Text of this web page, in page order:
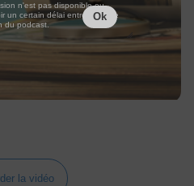
la vidéo
n'est pas disponible ou
un certain délai entre la fin de
du podcast.
Ok